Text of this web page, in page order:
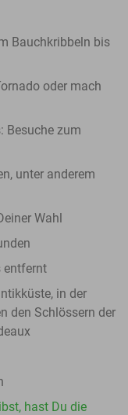
Bauchkribbeln bis
oder mach
Besuche zum
unter anderem
Wahl
entfernt
in der
den Schlössern der
hast Du die